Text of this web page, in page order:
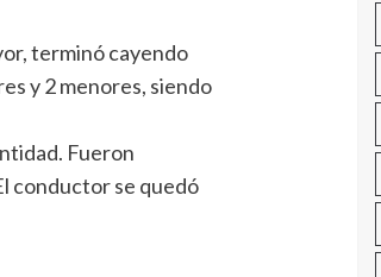
terminó cayendo
y 2 menores, siendo
Fueron
conductor se quedó